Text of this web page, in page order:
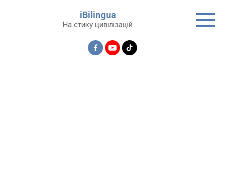
iBilingua
На стику цивілізацій